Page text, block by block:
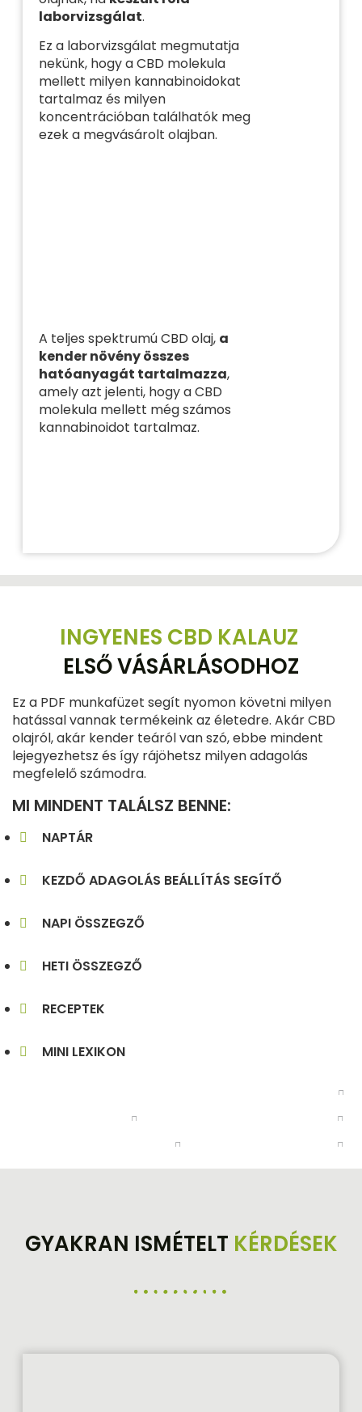
laborvizsgálat.
Ez a laborvizsgálat megmutatja
nekünk, hogy a CBD molekula
mellett milyen kannabinoidokat
tartalmaz és milyen
koncentrációban találhatók meg
ezek a megvásárolt olajban.
A teljes spektrumú CBD olaj, a
kender növény összes
hatóanyagát tartalmazza,
amely azt jelenti, hogy a CBD
molekula mellett még számos
kannabinoidot tartalmaz.
INGYENES CBD KALAUZ
ELSŐ VÁSÁRLÁSODHOZ
Ez a PDF munkafüzet segít nyomon követni milyen
hatással vannak termékeink az életedre. Akár CBD
olajról, akár kender teáról van szó, ebbe mindent
lejegyezhetsz és így rájöhetsz milyen adagolás
megfelelő számodra.
MI MINDENT TALÁLSZ BENNE:
NAPTÁR
KEZDŐ ADAGOLÁS BEÁLLÍTÁS SEGÍTŐ
NAPI ÖSSZEGZŐ
HETI ÖSSZEGZŐ
RECEPTEK
MINI LEXIKON
GYAKRAN ISMÉTELT KÉRDÉSEK